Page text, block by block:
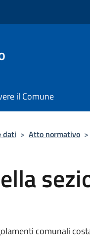
il Comune
dati > Atto normativo >
comunali